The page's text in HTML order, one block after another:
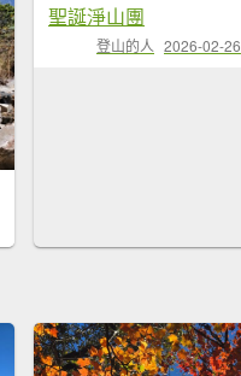
聖誕淨山團
登山的人 2026-02-26